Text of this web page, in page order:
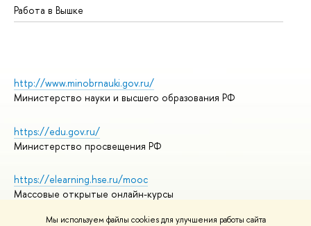
Мы используем файлы cookies для улучшения работы сайта
Работа в Вышке
http://www.minobrnauki.gov.ru/
Министерство науки и высшего образования РФ
https://edu.gov.ru/
Министерство просвещения РФ
https://elearning.hse.ru/mooc
Массовые открытые онлайн-курсы